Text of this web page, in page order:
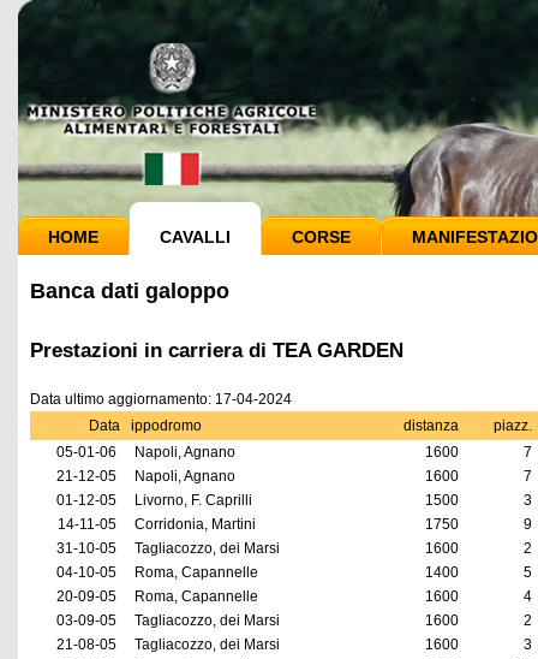
HOME CAVALLI CORSE
Banca dati galoppo
Prestazioni in carriera di TEA GARDEN
Data ultimo aggiornamento: 17-04-2024
Data
ippodromo distanza
piazz.
05-01-06
Napoli, Agnano 1600
7
21-12-05
Napoli, Agnano 1600
7
01-12-05
Livorno, F. Caprilli 1500
3
14-11-05
Corridonia, Martini 1750
9
31-10-05
Tagliacozzo, dei Marsi 1600
2
04-10-05
Roma, Capannelle 1400
5
20-09-05
Roma, Capannelle 1600
4
03-09-05
Tagliacozzo, dei Marsi 1600
2
21-08-05
Tagliacozzo, dei Marsi 1600
3